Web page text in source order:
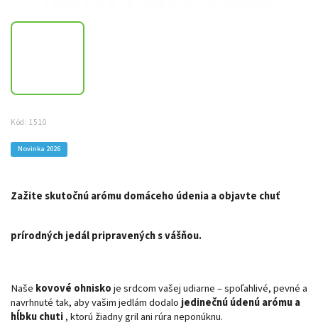
Kód: 1510
Novinka 2026
Zažiteskutočnú arómu domáceho údeniaa objavte chuť
prírodných jedál pripravených s vášňou.
Naše kovové ohniskoje srdcom vašej udiarne – spoľahlivé, pevné a
navrhnuté tak, aby vašim jedlám dodalo jedinečnú údenú arómu a
hĺbku chuti, ktorú žiadny gril ani rúra neponúknu.